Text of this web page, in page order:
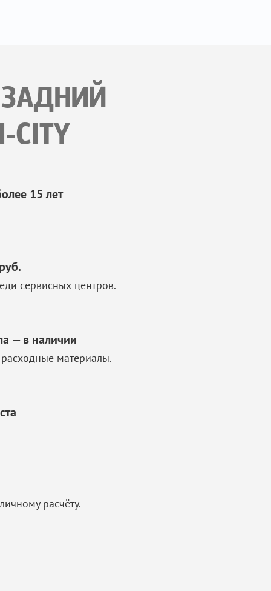
15 лет
сервисных центров.
— в наличии
материалы.
расчёту.